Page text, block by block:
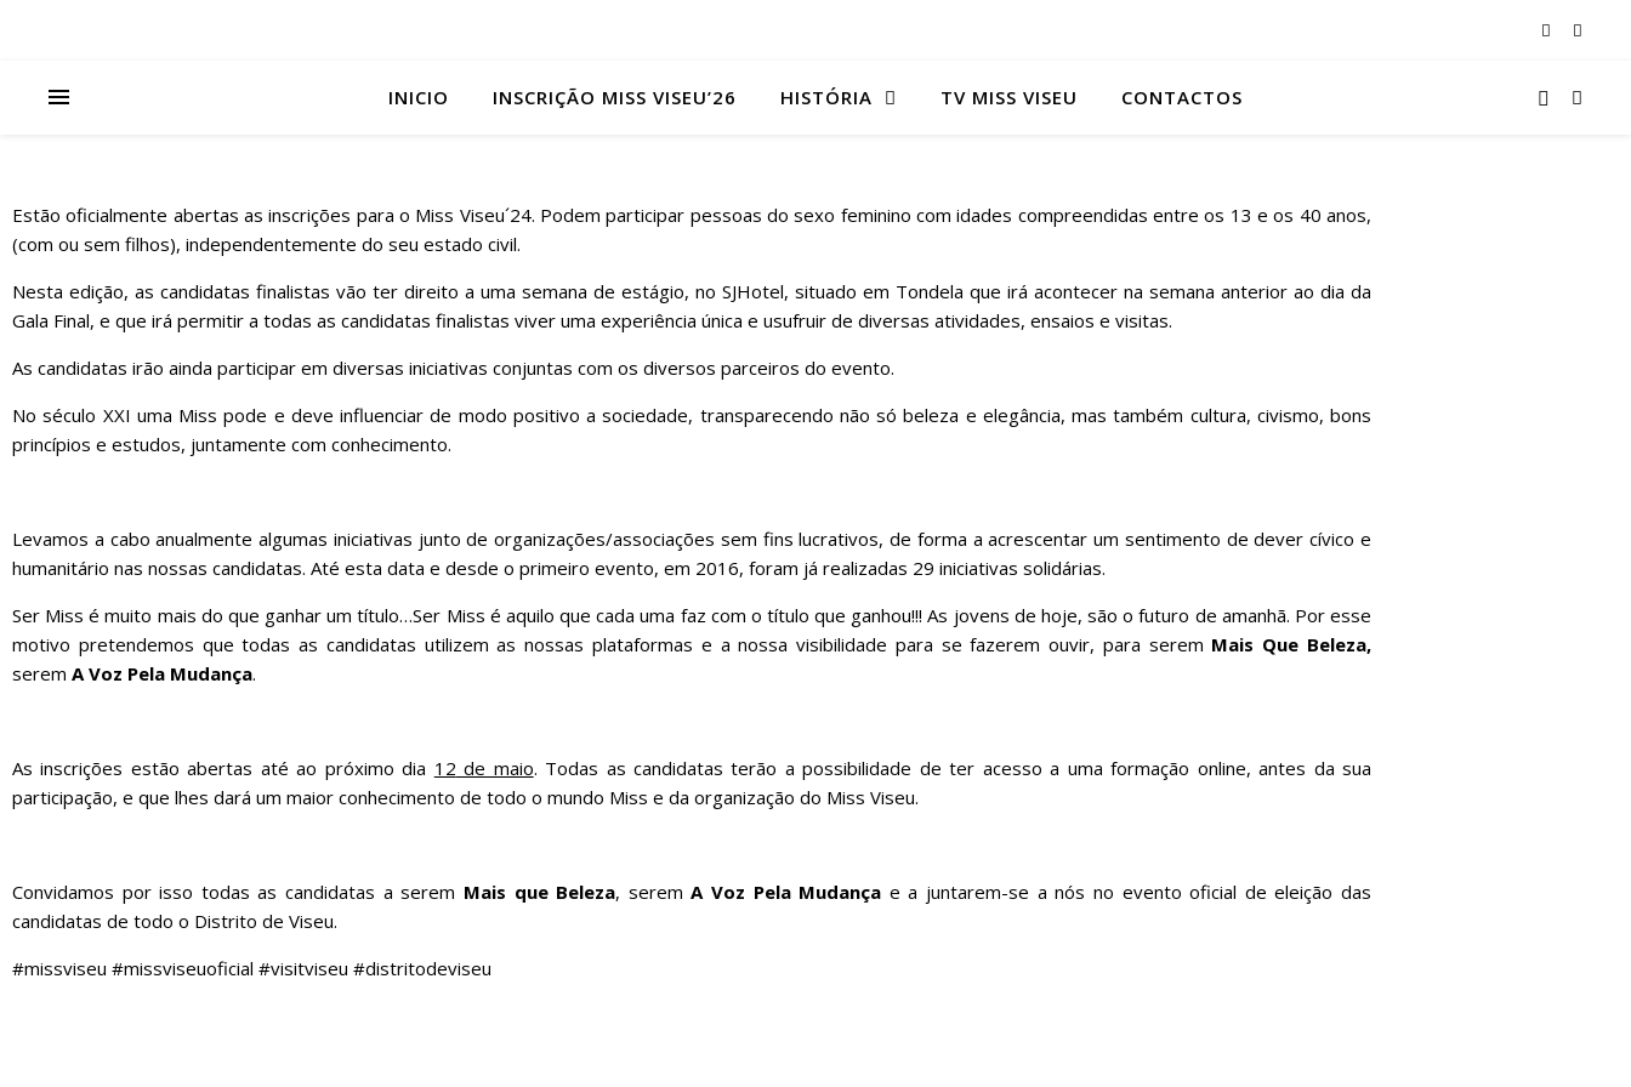
INICIO INSCRIÇÃO MISS VISEU’26 HISTÓRIA TV MISS VISEU CONTACTOS
Estão oficialmente abertas as inscrições para o Miss Viseu´24. Podem participar pessoas do sexo feminino com idades compreendidas entre os 13 e os 40 anos,
(com ou sem filhos), independentemente do seu estado civil.
Nesta edição, as candidatas finalistas vão ter direito a uma semana de estágio, no SJHotel, situado em Tondela que irá acontecer na semana anterior ao dia da
Gala Final, e que irá permitir a todas as candidatas finalistas viver uma experiência única e usufruir de diversas atividades, ensaios e visitas.
As candidatas irão ainda participar em diversas iniciativas conjuntas com os diversos parceiros do evento.
No século XXI uma Miss pode e deve influenciar de modo positivo a sociedade, transparecendo não só beleza e elegância, mas também cultura, civismo, bons
princípios e estudos, juntamente com conhecimento.
Levamos a cabo anualmente algumas iniciativas junto de organizações/associações sem fins lucrativos, de forma a acrescentar um sentimento de dever cívico e
humanitário nas nossas candidatas. Até esta data e desde o primeiro evento, em 2016, foram já realizadas 29 iniciativas solidárias.
Ser Miss é muito mais do que ganhar um título…Ser Miss é aquilo que cada uma faz com o título que ganhou!!! As jovens de hoje, são o futuro de amanhã. Por esse
motivo pretendemos que todas as candidatas utilizem as nossas plataformas e a nossa visibilidade para se fazerem ouvir, para serem Mais Que Beleza,
serem A Voz Pela Mudança.
As inscrições estão abertas até ao próximo dia 12 de maio. Todas as candidatas terão a possibilidade de ter acesso a uma formação online, antes da sua
participação, e que lhes dará um maior conhecimento de todo o mundo Miss e da organização do Miss Viseu.
Convidamos por isso todas as candidatas a serem Mais que Beleza, serem A Voz Pela Mudança e a juntarem-se a nós no evento oficial de eleição das
candidatas de todo o Distrito de Viseu.
#missviseu #missviseuoficial #visitviseu #distritodeviseu